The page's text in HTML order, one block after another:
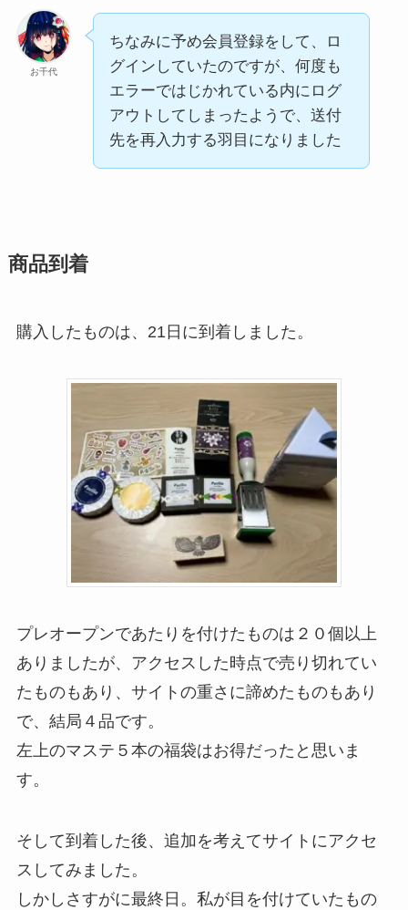
お千代
ちなみに予め会員登録をして、ロ
グインしていたのですが、何度も
エラーではじかれている内にログ
アウトしてしまったようで、送付
先を再入力する羽目になりました
商品到着
購入したものは、21日に到着しました。
プレオープンであたりを付けたものは２０個以上
ありましたが、アクセスした時点で売り切れてい
たものもあり、サイトの重さに諦めたものもあり
で、結局４品です。
左上のマステ５本の福袋はお得だったと思いま
す。
そして到着した後、追加を考えてサイトにアクセ
スしてみました。
しかしさすがに最終日。私が目を付けていたもの